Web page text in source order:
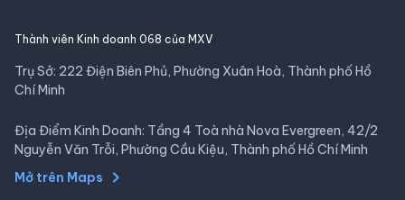
Thành viên Kinh doanh 068 của MXV
Trụ Sở: 222 Điện Biên Phủ, Phường Xuân Hoà, Thành phố Hồ
Chí Minh
Địa Điểm Kinh Doanh: Tầng 4 Toà nhà Nova Evergreen, 42/2
Nguyễn Văn Trỗi, Phường Cầu Kiệu, Thành phố Hồ Chí Minh
Mở trên Maps